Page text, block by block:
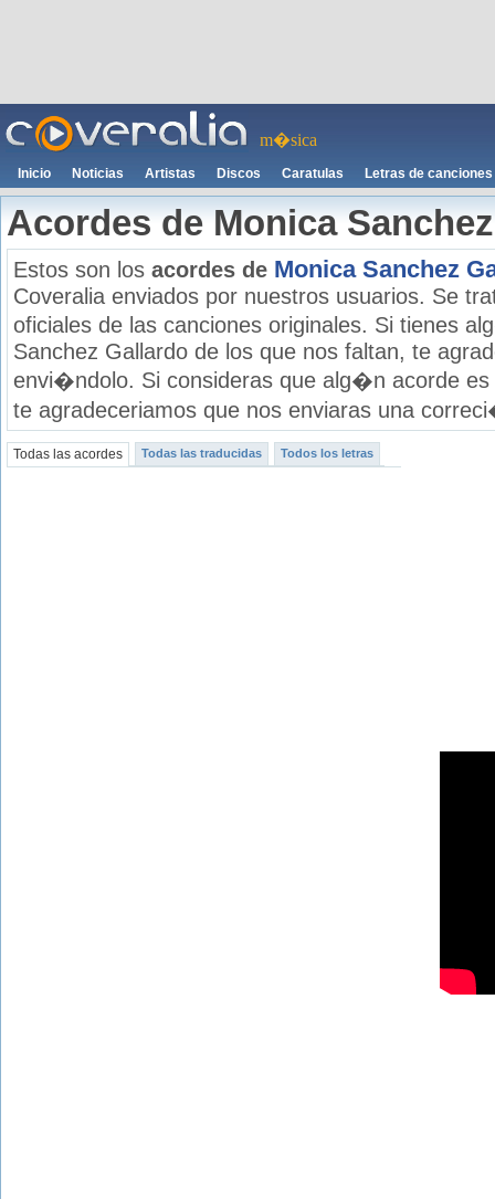
m�sica
Inicio Noticias Artistas Discos Caratulas Letras de canciones
Acordes de Monica
Estos son los acordes de Monica Sanchez
Coveralia enviados por nuestros usuarios. Se
oficiales de las canciones originales. Si tienes
Sanchez Gallardo de los que nos faltan, te
envi�ndolo. Si consideras que alg�n acorde es
te agradeceriamos que nos enviaras una
Todas las acordes Todas las traducidas Todos los letras